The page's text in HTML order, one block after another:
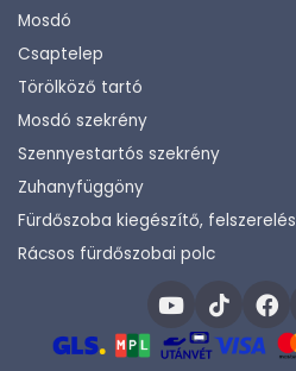
Mosdó
Csaptelep
Törölköző tartó
Mosdó szekrény
Szennyestartós szekrény
Zuhanyfüggöny
Fürdőszoba kiegészítő, felszerelés
Rácsos fürdőszobai polc